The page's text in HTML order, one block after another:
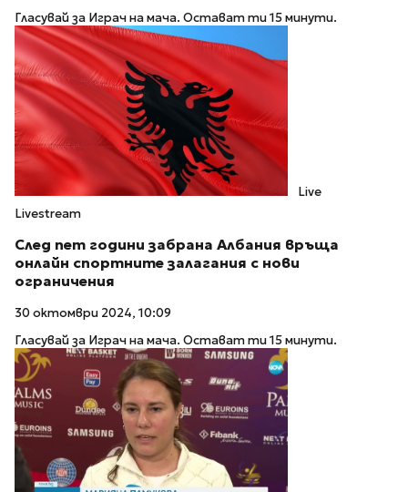
Гласувай за Играч на мача. Остават ти 15 минути.
Live
Livestream
След пет години забрана Албания връща
онлайн спортните залагания с нови
ограничения
30 октомври 2024, 10:09
Гласувай за Играч на мача. Остават ти 15 минути.